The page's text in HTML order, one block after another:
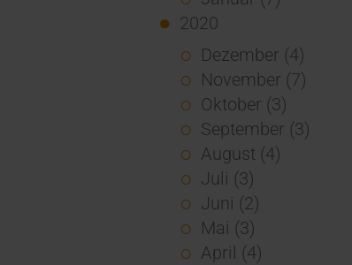
2020
Dezember (4)
November (7)
Oktober (3)
September (3)
August (4)
Juli (3)
Juni (2)
Mai (3)
April (4)